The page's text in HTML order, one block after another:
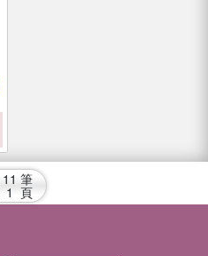
11 筆
1 頁